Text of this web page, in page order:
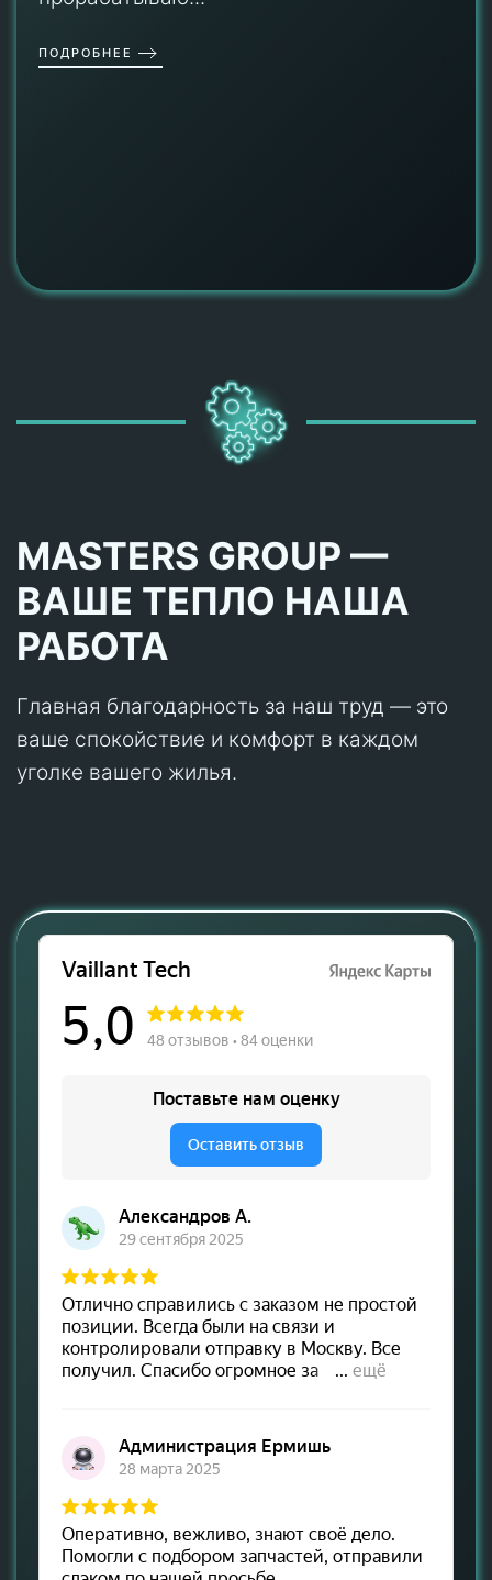
ПОДРОБНЕЕ
MASTERS GROUP —
ВАШЕ ТЕПЛО НАША
РАБОТА
Главная благодарность за наш труд — это
ваше спокойствие и комфорт в каждом
уголке вашего жилья.